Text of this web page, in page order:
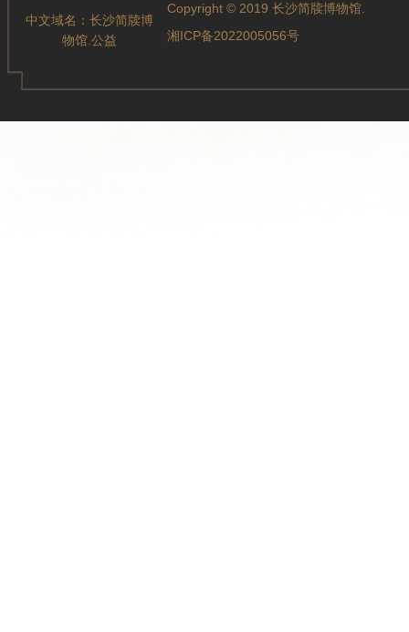
中文域名： 长沙简牍博
物馆.公益
Copyright © 2019 长沙简牍博物馆.
湘ICP备2022005056号